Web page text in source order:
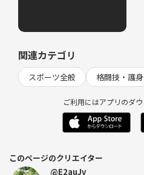
関連カテゴリ
スポーツ全般 格闘技・護
ご利用にはアプリのダ
このページのクリエイター
@E2auJv